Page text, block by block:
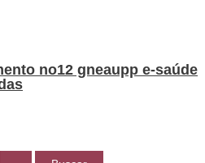
no12 gneaupp e-saúde